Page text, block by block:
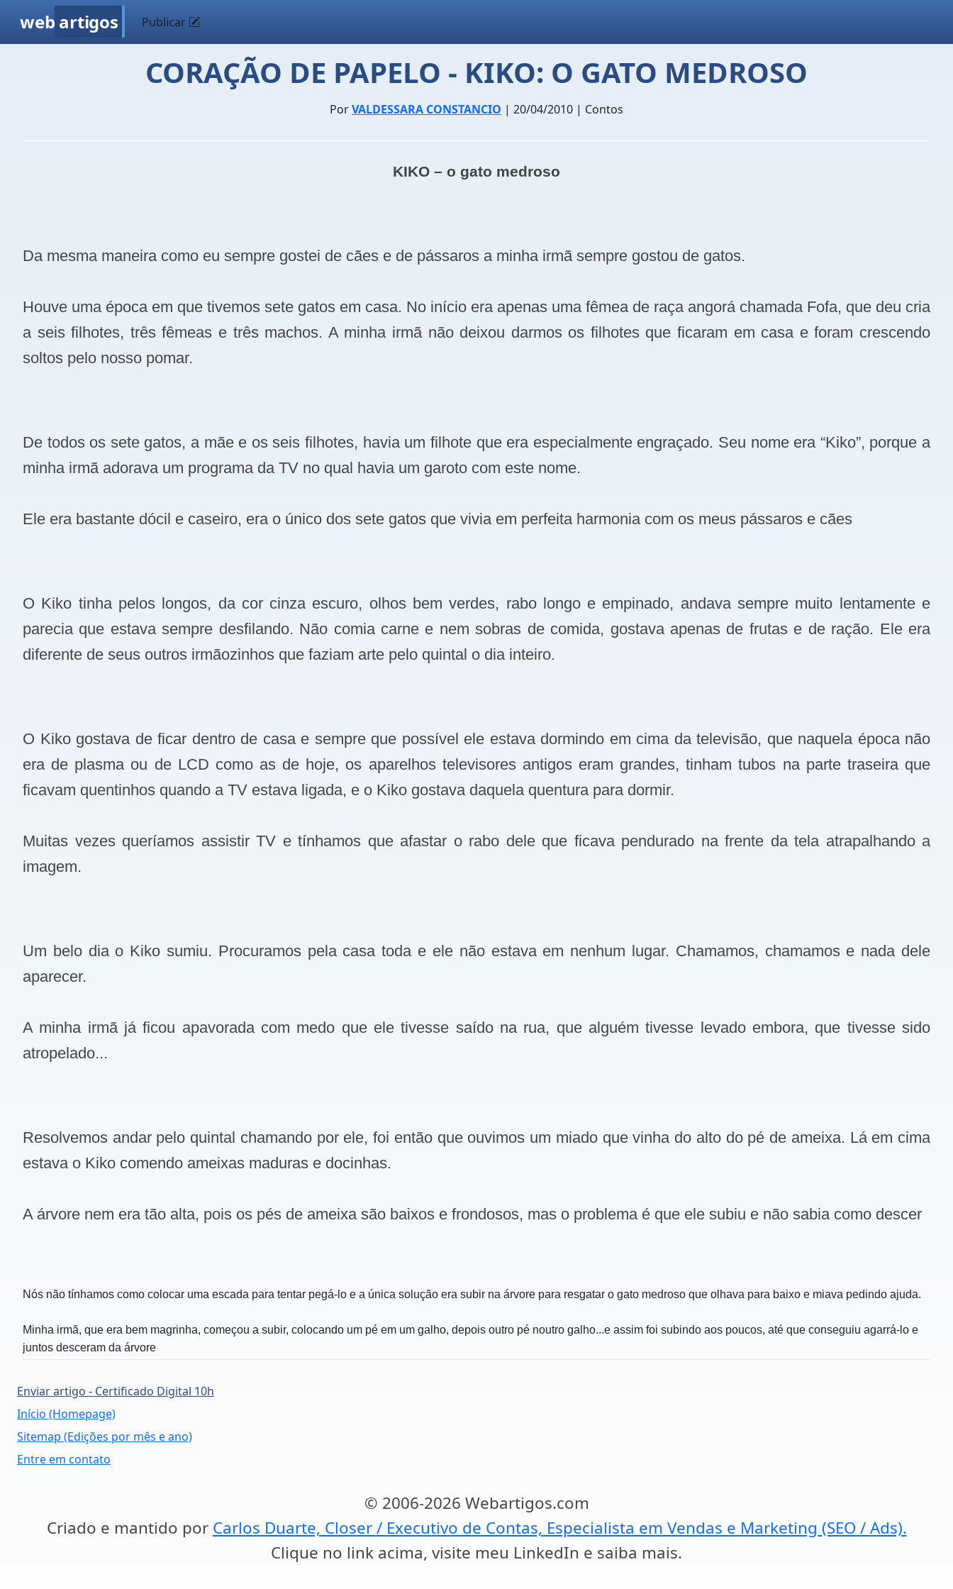
web artigos Publicar
CORAÇÃO DE PAPELO - KIKO: O GATO MEDROSO
PorVALDESSARA CONSTANCIO | 20/04/2010 | Contos
KIKO – o gato medroso
Da mesma maneira como eu sempre gostei de cães e de pássaros a minha irmã sempre gostou de gatos.
Houve uma época em que tivemos sete gatos em casa. No início era apenas uma fêmea de raça angorá chamada Fofa, que deu cria
a seis filhotes, três fêmeas e três machos. A minha irmã não deixou darmos os filhotes que ficaram em casa e foram crescendo
soltos pelo nosso pomar.
De todos os sete gatos, a mãe e os seis filhotes, havia um filhote que era especialmente engraçado. Seu nome era “Kiko”, porque a
minha irmã adorava um programa da TV no qual havia um garoto com este nome.
Ele era bastante dócil e caseiro, era o único dos sete gatos que vivia em perfeita harmonia com os meus pássaros e cães
O Kiko tinha pelos longos, da cor cinza escuro, olhos bem verdes, rabo longo e empinado, andava sempre muito lentamente e
parecia que estava sempre desfilando. Não comia carne e nem sobras de comida, gostava apenas de frutas e de ração. Ele era
diferente de seus outros irmãozinhos que faziam arte pelo quintal o dia inteiro.
O Kiko gostava de ficar dentro de casa e sempre que possível ele estava dormindo em cima da televisão, que naquela época não
era de plasma ou de LCD como as de hoje, os aparelhos televisores antigos eram grandes, tinham tubos na parte traseira que
ficavam quentinhos quando a TV estava ligada, e o Kiko gostava daquela quentura para dormir.
Muitas vezes queríamos assistir TV e tínhamos que afastar o rabo dele que ficava pendurado na frente da tela atrapalhando a
imagem.
Um belo dia o Kiko sumiu. Procuramos pela casa toda e ele não estava em nenhum lugar. Chamamos, chamamos e nada dele
aparecer.
A minha irmã já ficou apavorada com medo que ele tivesse saído na rua, que alguém tivesse levado embora, que tivesse sido
atropelado...
Resolvemos andar pelo quintal chamando por ele, foi então que ouvimos um miado que vinha do alto do pé de ameixa. Lá em cima
estava o Kiko comendo ameixas maduras e docinhas.
A árvore nem era tão alta, pois os pés de ameixa são baixos e frondosos, mas o problema é que ele subiu e não sabia como descer
Nós não tínhamos como colocar uma escada para tentar pegá-lo e a única solução era subir na árvore para resgatar o gato medroso que olhava para baixo e miava pedindo ajuda.
Minha irmã, que era bem magrinha, começou a subir, colocando um pé em um galho, depois outro pé noutro galho...e assim foi subindo aos poucos, até que conseguiu agarrá-lo e
juntos desceram da árvore
Enviar artigo - Certificado Digital 10h
Início (Homepage)
Sitemap (Edições por mês e ano)
Entre em contato
© 2006-2026 Webartigos.com
Criado e mantido por Carlos Duarte, Closer / Executivo de Contas, Especialista em Vendas e Marketing (SEO / Ads).
Clique no link acima, visite meu LinkedIn e saiba mais.